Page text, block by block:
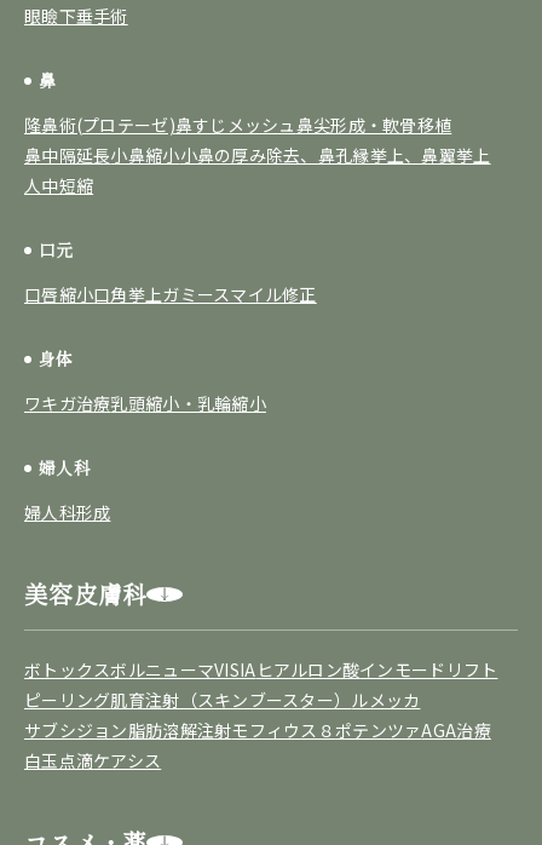
眼瞼下垂手術
鼻
隆鼻術(プロテーゼ)鼻すじメッシュ鼻尖形成・軟骨移植
鼻中隔延長小鼻縮小小鼻の厚み除去、鼻孔縁挙上、鼻翼挙上
人中短縮
口元
口唇縮小口角挙上ガミースマイル修正
身体
ワキガ治療乳頭縮小・乳輪縮小
婦人科
婦人科形成
美容皮膚科
ボトックスボルニューマVISIA ヒアルロン酸インモードリフト
ピーリング肌育注射（スキンブースター） ルメッカ
サブシジョン脂肪溶解注射モフィウス８ポテンツァAGA治療
白玉点滴ケアシス